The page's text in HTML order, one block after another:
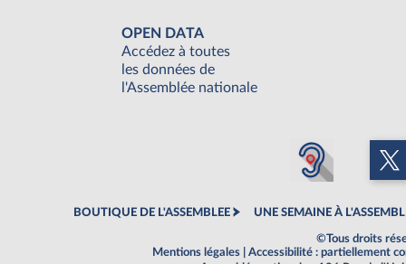
OPEN DATA
Accédez à toutes
les données de
l'Assemblée nationale
BOUTIQUE DE L'ASSEMBLEE UNE SEMAINE À
©Tous droits
Mentions légales
Accessibilité : partiellement